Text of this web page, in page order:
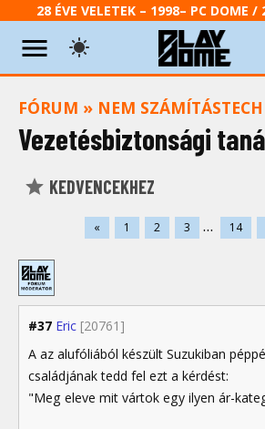
28 ÉVE VELETEK – 1998– PC DOME /
FÓRUM » NEM
Vezetésbiztonsági
KEDVENCEKHEZ
« 1 2 3 ... 14
#37 Eric [20761]
A az alufóliából készült Suzukiban
családjának tedd fel ezt a kérdést:
"Meg eleve mit vártok egy ilyen ár-